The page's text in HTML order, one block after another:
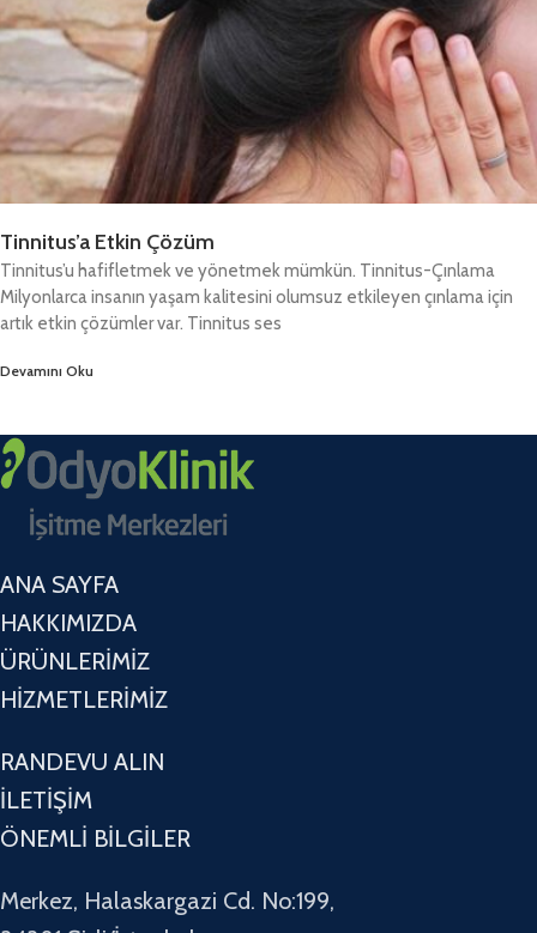
Tinnitus’a Etkin Çözüm
Tinnitus’u hafifletmek ve yönetmek mümkün. Tinnitus-Çınlama
Milyonlarca insanın yaşam kalitesini olumsuz etkileyen çınlama için
artık etkin çözümler var. Tinnitus ses
Devamını Oku
ANA SAYFA
HAKKIMIZDA
ÜRÜNLERİMİZ
HİZMETLERİMİZ
RANDEVU ALIN
İLETİŞİM
ÖNEMLİ BİLGİLER
Merkez, Halaskargazi Cd. No:199,